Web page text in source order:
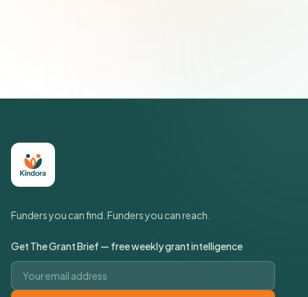
Funders you can find. Funders you can reach.
Get The Grant Brief — free weekly grant intelligence
Email address